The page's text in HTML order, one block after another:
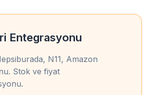
Entegrasyonu
N11, Amazon
Stok ve fiyat